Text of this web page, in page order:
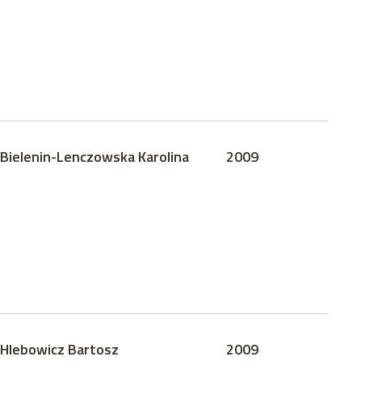
Bielenin-Lenczowska Karolina 2009
Hlebowicz Bartosz 2009